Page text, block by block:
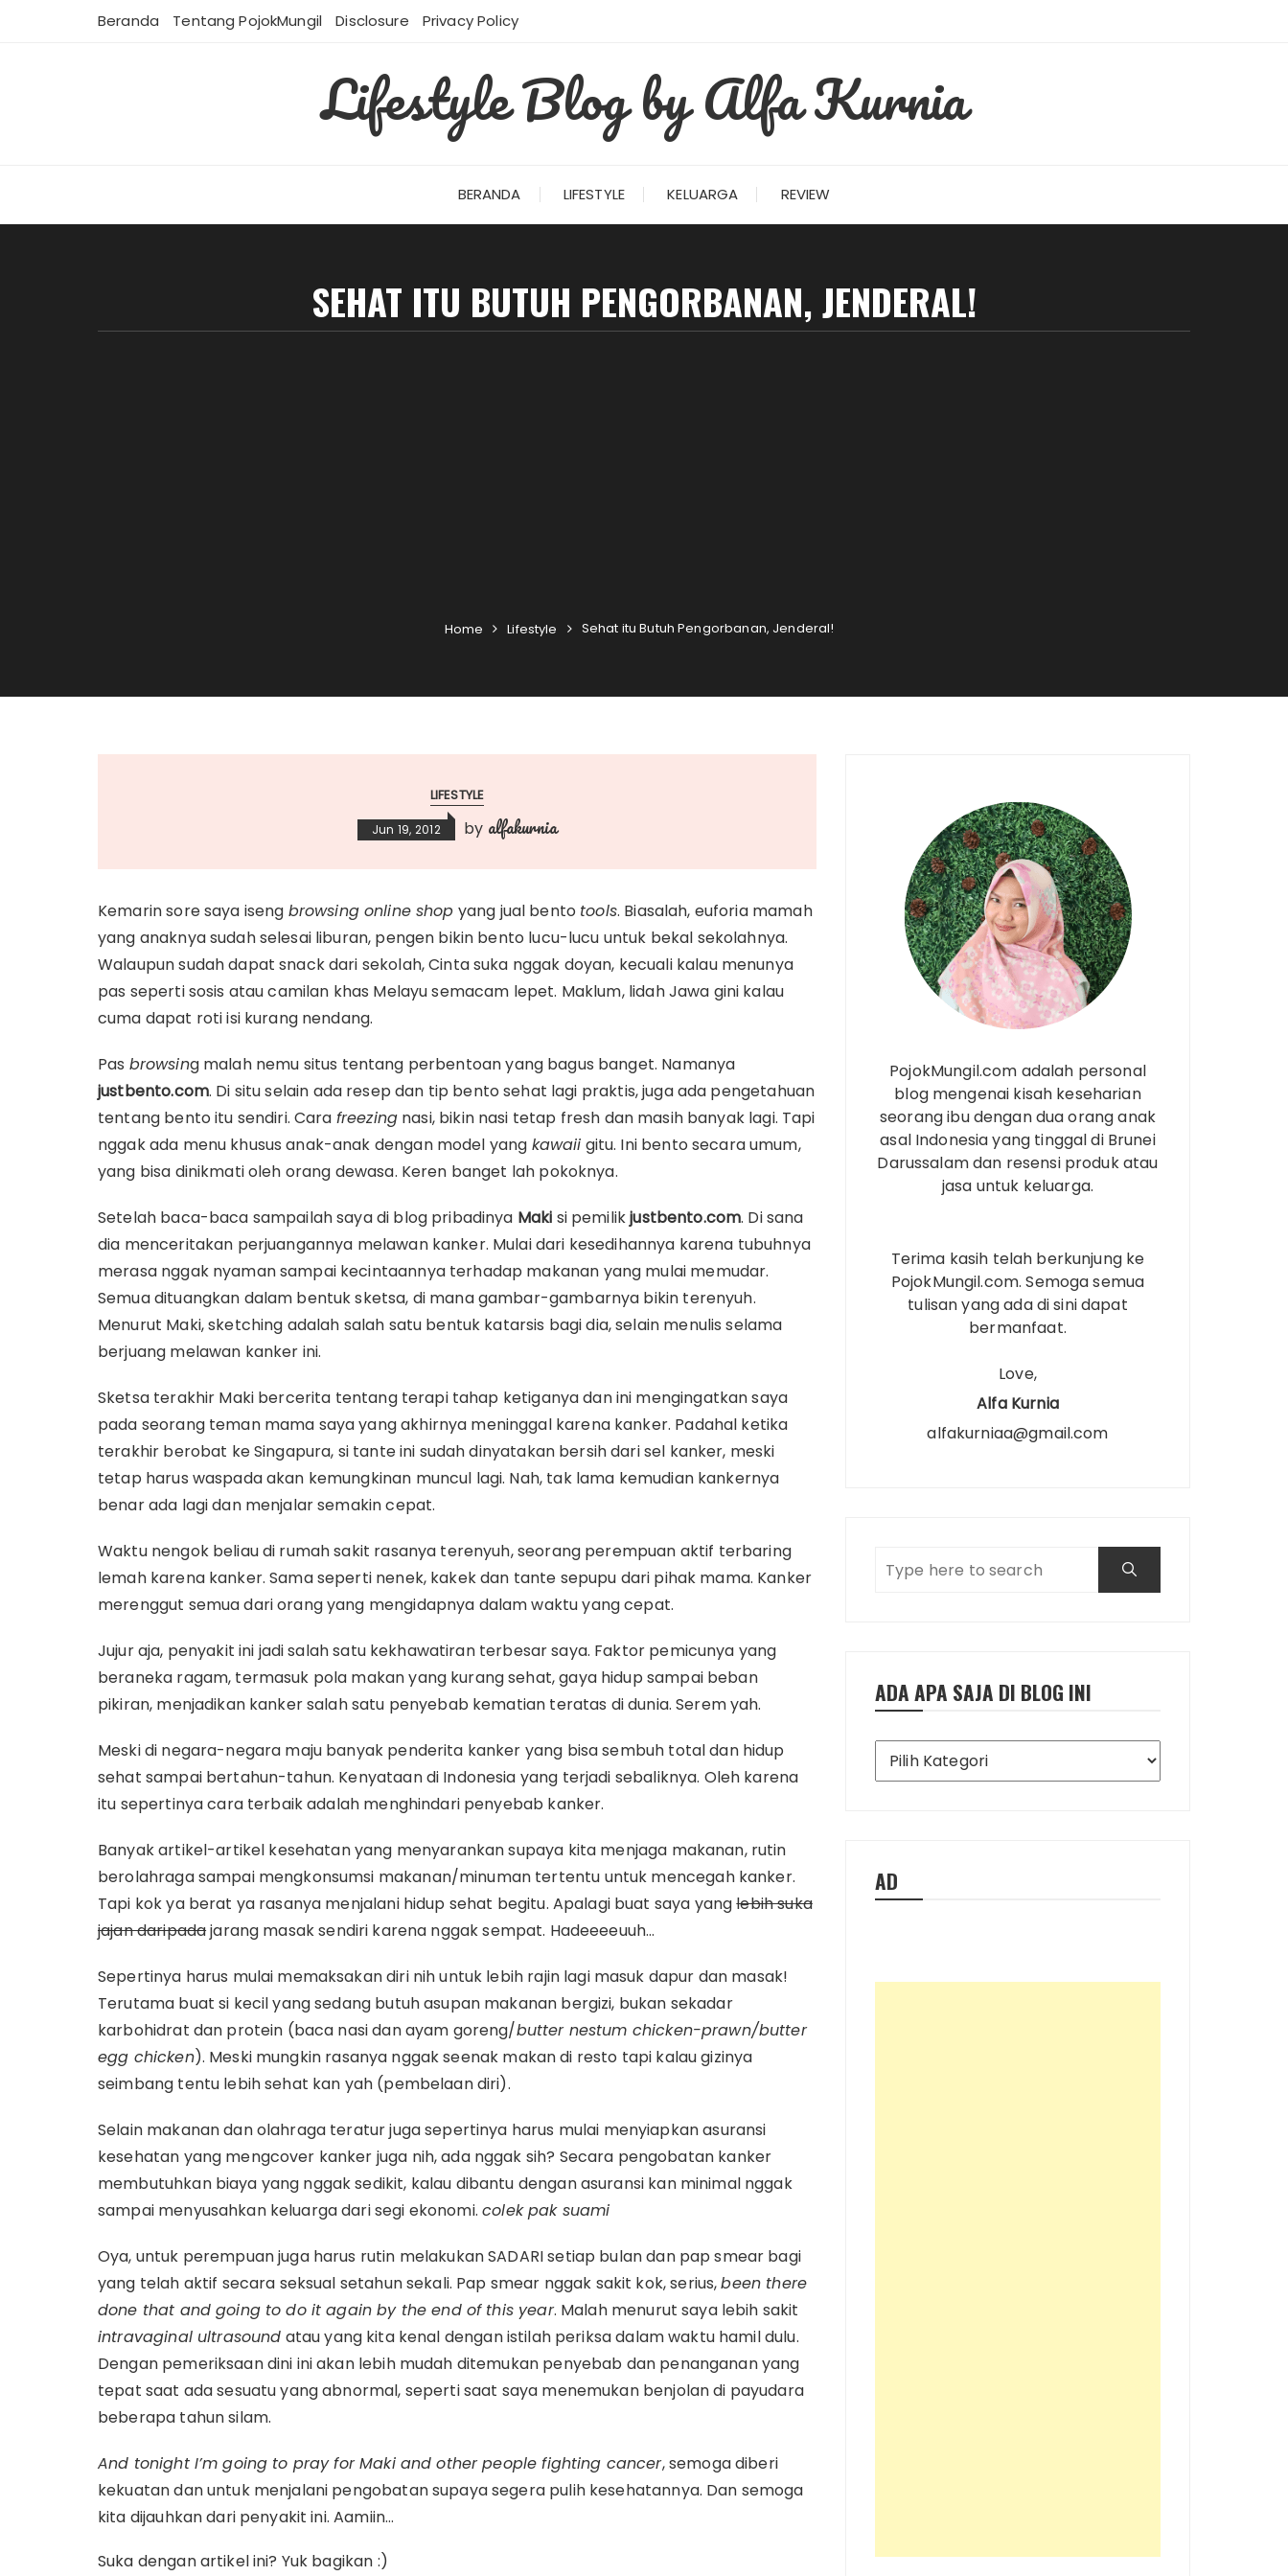
Beranda Tentang PojokMungil Disclosure Privacy Policy
Lifestyle Blog by Alfa Kurnia
BERANDA LIFESTYLE KELUARGA REVIEW
SEHAT ITU BUTUH PENGORBANAN, JENDERAL!
Home Lifestyle Sehat itu Butuh Pengorbanan, Jenderal!
LIFESTYLE
Jun 19, 2012 by alfakurnia
Kemarin sore saya iseng browsing online shop yang jual bento tools. Biasalah, euforia mamah
yang anaknya sudah selesai liburan, pengen bikin bento lucu-lucu untuk bekal sekolahnya.
Walaupun sudah dapat snack dari sekolah, Cinta suka nggak doyan, kecuali kalau menunya
pas seperti sosis atau camilan khas Melayu semacam lepet. Maklum, lidah Jawa gini kalau
cuma dapat roti isi kurang nendang.
Pas browsing malah nemu situs tentang perbentoan yang bagus banget. Namanya
justbento.com. Di situ selain ada resep dan tip bento sehat lagi praktis, juga ada pengetahuan
tentang bento itu sendiri. Cara freezing nasi, bikin nasi tetap fresh dan masih banyak lagi. Tapi
nggak ada menu khusus anak-anak dengan model yang kawaii gitu. Ini bento secara umum,
yang bisa dinikmati oleh orang dewasa. Keren banget lah pokoknya.
Setelah baca-baca sampailah saya di blog pribadinya Maki si pemilikjustbento.com. Di sana
dia menceritakan perjuangannya melawan kanker. Mulai dari kesedihannya karena tubuhnya
merasa nggak nyaman sampai kecintaannya terhadap makanan yang mulai memudar.
Semua dituangkan dalam bentuk sketsa, di mana gambar-gambarnya bikin terenyuh.
Menurut Maki, sketching adalah salah satu bentuk katarsis bagi dia, selain menulis selama
berjuang melawan kanker ini.
Sketsa terakhir Maki bercerita tentang terapi tahap ketiganya dan ini mengingatkan saya
pada seorang teman mama saya yang akhirnya meninggal karena kanker. Padahal ketika
terakhir berobat ke Singapura, si tante ini sudah dinyatakan bersih dari sel kanker, meski
tetap harus waspada akan kemungkinan muncul lagi. Nah, tak lama kemudian kankernya
benar ada lagi dan menjalar semakin cepat.
Waktu nengok beliau di rumah sakit rasanya terenyuh, seorang perempuan aktif terbaring
lemah karena kanker. Sama seperti nenek, kakek dan tante sepupu dari pihak mama. Kanker
merenggut semua dari orang yang mengidapnya dalam waktu yang cepat.
Jujur aja, penyakit ini jadi salah satu kekhawatiran terbesar saya. Faktor pemicunya yang
beraneka ragam, termasuk pola makan yang kurang sehat, gaya hidup sampai beban
pikiran, menjadikan kanker salah satu penyebab kematian teratas di dunia. Serem yah.
Meski di negara-negara maju banyak penderita kanker yang bisa sembuh total dan hidup
sehat sampai bertahun-tahun. Kenyataan di Indonesia yang terjadi sebaliknya. Oleh karena
itu sepertinya cara terbaik adalah menghindari penyebab kanker.
Banyak artikel-artikel kesehatan yang menyarankan supaya kita menjaga makanan, rutin
berolahraga sampai mengkonsumsi makanan/minuman tertentu untuk mencegah kanker.
Tapi kok ya berat ya rasanya menjalani hidup sehat begitu. Apalagi buat saya yanglebih suka
jajan daripadajarang masak sendiri karena nggak sempat. Hadeeeeuuh…
Sepertinya harus mulai memaksakan diri nih untuk lebih rajin lagi masuk dapur dan masak!
Terutama buat si kecil yang sedang butuh asupan makanan bergizi, bukan sekadar
karbohidrat dan protein (baca nasi dan ayam goreng/butter nestum chicken-prawn/butter
egg chicken). Meski mungkin rasanya nggak seenak makan di resto tapi kalau gizinya
seimbang tentu lebih sehat kan yah (pembelaan diri).
Selain makanan dan olahraga teratur juga sepertinya harus mulai menyiapkan asuransi
kesehatan yang mengcover kanker juga nih, ada nggak sih? Secara pengobatan kanker
membutuhkan biaya yang nggak sedikit, kalau dibantu dengan asuransi kan minimal nggak
sampai menyusahkan keluarga dari segi ekonomi.colek pak suami
Oya, untuk perempuan juga harus rutin melakukan SADARI setiap bulan dan pap smear bagi
yang telah aktif secara seksual setahun sekali. Pap smear nggak sakit kok, serius,been there
done that and going to do it again by the end of this year. Malah menurut saya lebih sakit
intravaginal ultrasound atau yang kita kenal dengan istilah periksa dalam waktu hamil dulu.
Dengan pemeriksaan dini ini akan lebih mudah ditemukan penyebab dan penanganan yang
tepat saat ada sesuatu yang abnormal, seperti saat saya menemukan benjolan di payudara
beberapa tahun silam.
And tonight I’m going to pray for Maki and other people fighting cancer, semoga diberi
kekuatan dan untuk menjalani pengobatan supaya segera pulih kesehatannya. Dan semoga
kita dijauhkan dari penyakit ini. Aamiin…
Suka dengan artikel ini? Yuk bagikan :)
PojokMungil.com adalah personal
blog mengenai kisah keseharian
seorang ibu dengan dua orang anak
asal Indonesia yang tinggal di Brunei
Darussalam dan resensi produk atau
jasa untuk keluarga.
Terima kasih telah berkunjung ke
PojokMungil.com. Semoga semua
tulisan yang ada di sini dapat
bermanfaat.
Love,
Alfa Kurnia
alfakurniaa@gmail.com
ADA APA SAJA DI BLOG INI
Ada
Apa
AD